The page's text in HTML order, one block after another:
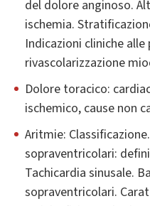
del dolore anginoso.
ischemia.
Indicazioni cliniche
rivascolarizzazione
Dolore toracico:
ischemico, cause non
Aritmie:
sopraventricolari:
Tachicardia sinusale.
sopraventricolari.